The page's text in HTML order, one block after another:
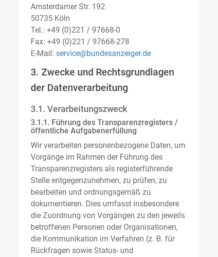
Amsterdamer Str. 192
50735 Köln
Tel.: +49 (0)221 / 97668-0
Fax: +49 (0)221 / 97668-278
E-Mail: service@bundesanzeiger.de
3. Zwecke und Rechtsgrundlagen
der Datenverarbeitung
3.1. Verarbeitungszweck
3.1.1. Führung des Transparenzregisters /
öffentliche Aufgabenerfüllung
Wir verarbeiten personenbezogene Daten, um
Vorgänge im Rahmen der Führung des
Transparenzregisters als registerführende
Stelle entgegenzunehmen, zu prüfen, zu
bearbeiten und ordnungsgemäß zu
dokumentieren. Dies umfasst insbesondere
die Zuordnung von Vorgängen zu den jeweils
betroffenen Personen oder Organisationen,
die Kommunikation im Verfahren (z. B. für
Rückfragen sowie Status- und